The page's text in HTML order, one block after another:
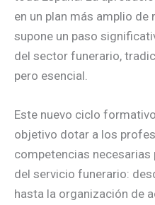
en un plan más amplio de
supone un paso
del sector funerario,
pero esencial.
Este nuevo ciclo
objetivo dotar a los
competencias
del servicio funerario:
hasta la organización de